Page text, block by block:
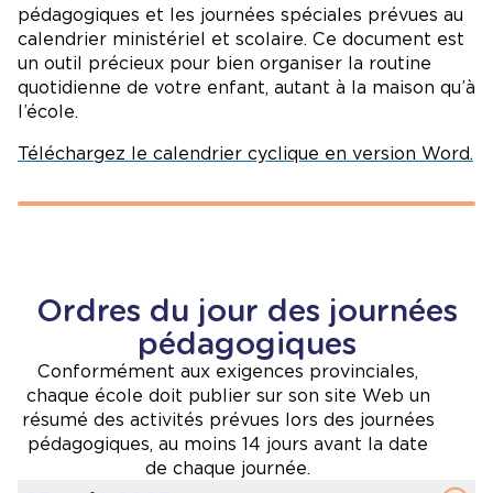
pédagogiques et les journées spéciales prévues au
calendrier ministériel et scolaire. Ce document est
un outil précieux pour bien organiser la routine
quotidienne de votre enfant, autant à la maison qu’à
l’école.
Téléchargez le calendrier cyclique en version Word.
Ordres du jour des journées
pédagogiques
Conformément aux exigences provinciales,
chaque école doit publier sur son site Web un
résumé des activités prévues lors des journées
pédagogiques, au moins 14 jours avant la date
de chaque journée.